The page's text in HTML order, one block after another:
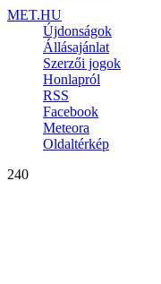
MET.HU
Újdonságok
Állásajánlat
Szerzői jogok
Honlapról
RSS
Facebook
Meteora
Oldaltérkép
240